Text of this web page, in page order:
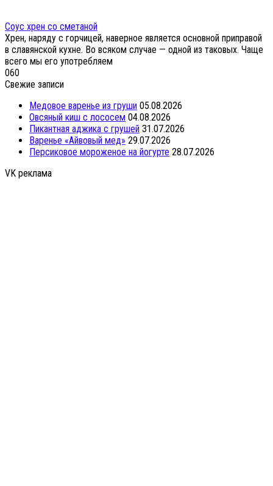
Соус хрен со сметаной
Хрен, наряду с горчицей, наверное является основной приправой
в славянской кухне. Во всяком случае — одной из таковых. Чаще
всего мы его употребляем
060
Свежие записи
Медовое варенье из груши 05.08.2026
Овсяный киш с лососем 04.08.2026
Пикантная аджика с грушей 31.07.2026
Варенье «Айвовый мед» 29.07.2026
Персиковое мороженое на йогурте 28.07.2026
VK реклама